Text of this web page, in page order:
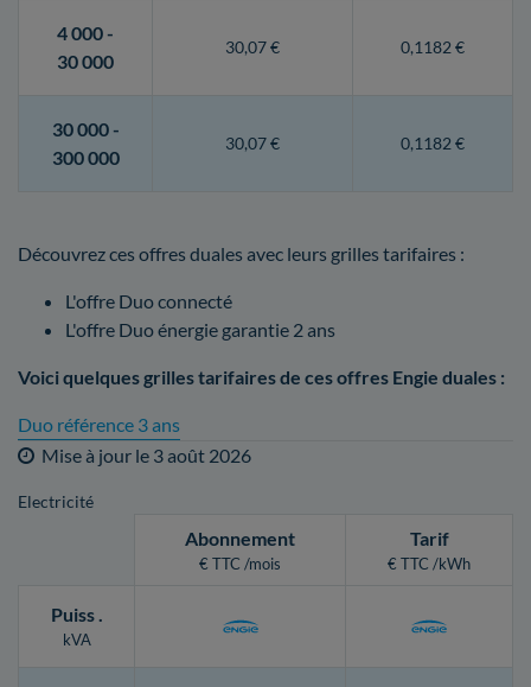
4 000 -
30 000
30,07 € 0,1182 €
30 000 -
300 000
30,07 € 0,1182 €
Découvrez ces offres duales avec leurs grilles tarifaires :
L'offre Duo connecté
L'offre Duo énergie garantie 2 ans
Voici quelques grilles tarifaires de ces offres Engie duales :
Duo référence 3 ans
Mise à jour le 3 août 2026
Electricité
Abonnement
€ TTC /mois
Tarif
€ TTC /kWh
Puiss.
kVA